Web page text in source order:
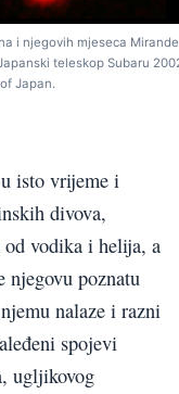
i njegovih mjeseca Mirande
teleskop Subaru
Japan.
isto vrijeme i
divova,
od vodika i helija, a
njegovu poznatu
nalaze i razni
spojevi
ugljikovog